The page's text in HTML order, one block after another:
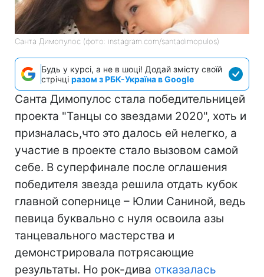
Санта Димопулос (фото: instagram.com/santadimopulos)
Будь у курсі, а не в шоці! Додай змісту своїй
стрічці разом з РБК-Україна в Google
Санта Димопулос стала победительницей
проекта "Танцы со звездами 2020", хоть и
призналась,что это далось ей нелегко, а
участие в проекте стало вызовом самой
себе. В суперфинале после оглашения
победителя звезда решила отдать кубок
главной сопернице – Юлии Саниной, ведь
певица буквально с нуля освоила азы
танцевального мастерства и
демонстрировала потрясающие
результаты. Но рок-дива отказалась